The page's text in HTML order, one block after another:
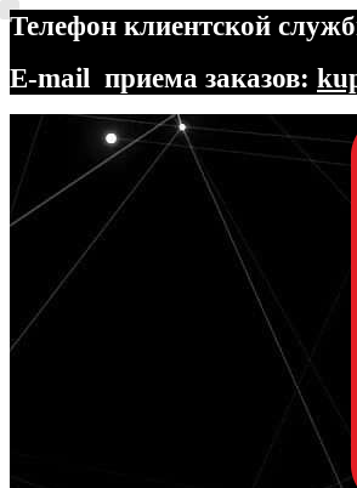
Телефон клиентской
E-mail приема заказов:
Перейти
навигации
Перейти
содержимому